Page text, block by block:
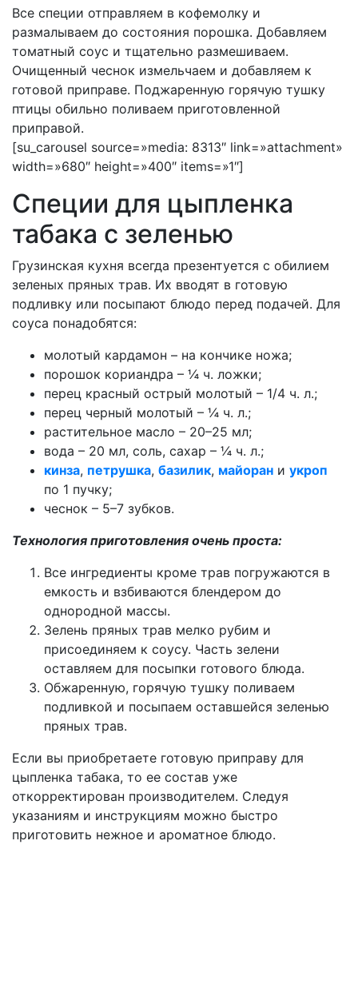
Все специи отправляем в кофемолку и
размалываем до состояния порошка. Добавляем
томатный соус и тщательно размешиваем.
Очищенный чеснок измельчаем и добавляем к
готовой приправе. Поджаренную горячую тушку
птицы обильно поливаем приготовленной
приправой.
[su_carousel source=»media: 8313″ link=»attachment»
width=»680″ height=»400″ items=»1″]
Специи для цыпленка
табака с зеленью
Грузинская кухня всегда презентуется с обилием
зеленых пряных трав. Их вводят в готовую
подливку или посыпают блюдо перед подачей. Для
соуса понадобятся:
молотый кардамон – на кончике ножа;
порошок кориандра – ¼ ч. ложки;
перец красный острый молотый – 1/4 ч. л.;
перец черный молотый – ¼ ч. л.;
растительное масло – 20–25 мл;
вода – 20 мл, соль, сахар – ¼ ч. л.;
кинза, петрушка, базилик, майоран и укроп
по 1 пучку;
чеснок – 5–7 зубков.
Технология приготовления очень проста:
Все ингредиенты кроме трав погружаются в
емкость и взбиваются блендером до
однородной массы.
Зелень пряных трав мелко рубим и
присоединяем к соусу. Часть зелени
оставляем для посыпки готового блюда.
Обжаренную, горячую тушку поливаем
подливкой и посыпаем оставшейся зеленью
пряных трав.
Если вы приобретаете готовую приправу для
цыпленка табака, то ее состав уже
откорректирован производителем. Следуя
указаниям и инструкциям можно быстро
приготовить нежное и ароматное блюдо.